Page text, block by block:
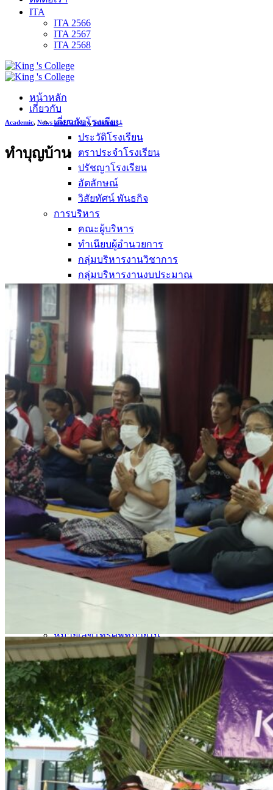
ITA
ITA 2566
ITA 2567
ITA 2568
หน้าหลัก
เกี่ยวกับ
เกี่ยวกับโรงเรียน
ประวัติโรงเรียน
ตราประจำโรงเรียน
ปรัชญาโรงเรียน
อัตลักษณ์
วิสัยทัศน์ พันธกิจ
การบริหาร
คณะผู้บริหาร
ทำเนียบผู้อำนวยการ
กลุ่มบริหารงานวิชาการ
กลุ่มบริหารงานงบประมาณ
กลุ่มบริหารงานบุคคล
กลุ่มบริหารงานทั่วไป
หลักสูตร
หลักสูตรสถานศึกษา
หลักสูตรผู้นำ
หลักสูตรแผนการเรียนเทคโนโลยีและการจัดการ
ข่าวสารและกิจกรรม
นักเรียนปัจจุบัน
ห้องสมุดและคลังข้อมูล
ตรวจสอบผลการเรียน
ชมรม KC Channel
E-Learning
การเรียนการสอนทางไกล
LMS บทเรียนออนไลน์
สิ่งอำนวยความสะดวก
การบริการ
ห้องสมุดและคลังข้อมูล
รายการอาหาร
รายงานการประเมินสถานศึกษา
แผนปฏิบัติการปีงบประมาณ 2568
จัดซื้อจัดจ้าง
รายงานงบทดลอง
ภาพกิจกรรม
หมายเลขโทรศัพท์ภายใน
ปฎิทินโรงเรียน
ระบบแจ้งเรื่องร้องเรียน
Academic, News and Activity,Students
ทำบุญบ้าน